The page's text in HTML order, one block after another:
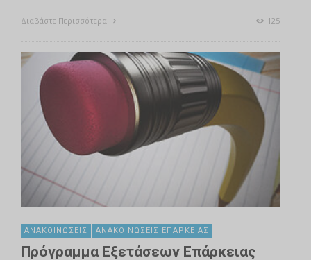
Διαβάστε Περισσότερα 125
ΑΝΑΚΟΙΝΏΣΕΙΣ ΑΝΑΚΟΙΝΏΣΕΙΣ ΕΠΆΡΚΕΙΑΣ
Πρόγραμμα Εξετάσεων Επάρκειας